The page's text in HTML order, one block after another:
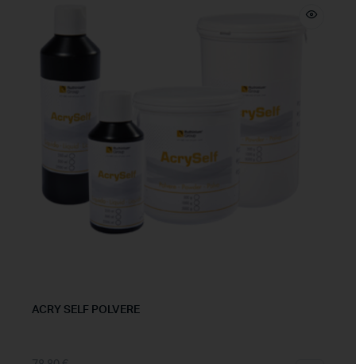
ACRY SELF POLVERE